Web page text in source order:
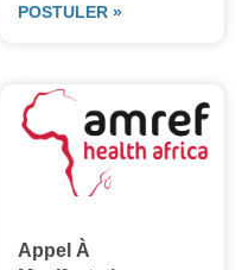
POSTULER »
Appel À